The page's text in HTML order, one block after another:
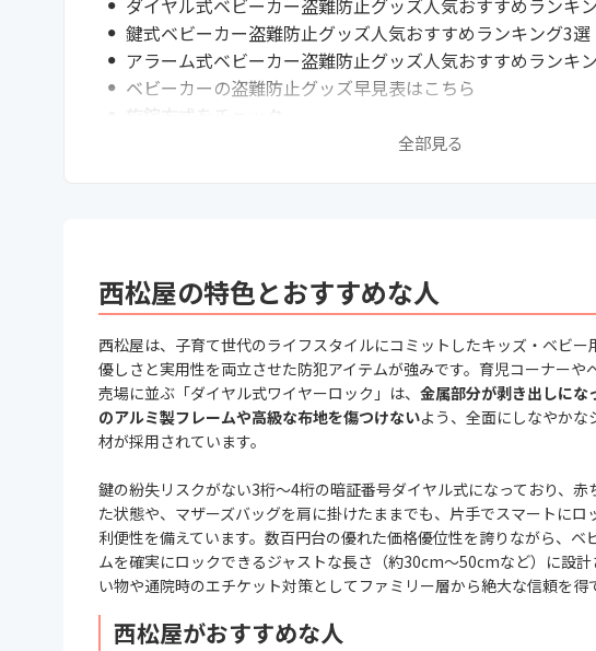
ダイヤル式ベビーカー盗難防止グッズ人気おすすめランキ
鍵式ベビーカー盗難防止グッズ人気おすすめランキング3選
アラーム式ベビーカー盗難防止グッズ人気おすすめランキ
ベビーカーの盗難防止グッズ早見表はこちら
施錠方式をチェック
全部見る
西松屋の特色とおすすめな人
西松屋は、子育て世代のライフスタイルにコミットしたキッズ・ベビー
優しさと実用性を両立させた防犯アイテムが強みです。育児コーナーや
売場に並ぶ「ダイヤル式ワイヤーロック」は、 金属部分が剥き出しにな
のアルミ製フレームや高級な布地を傷つけないよう、全面にしなやか
材が採用されています。
鍵の紛失リスクがない3桁〜4桁の暗証番号ダイヤル式になっており、赤
た状態や、マザーズバッグを肩に掛けたままでも、片手でスマートにロ
利便性を備えています。数百円台の優れた価格優位性を誇りながら、ベ
ムを確実にロックできるジャストな長さ（約30cm〜50cmなど）に設
い物や通院時のエチケット対策としてファミリー層から絶大な信頼を得
西松屋がおすすめな人